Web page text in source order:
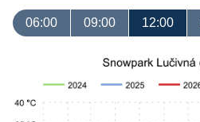
06:00 09:00 12:00